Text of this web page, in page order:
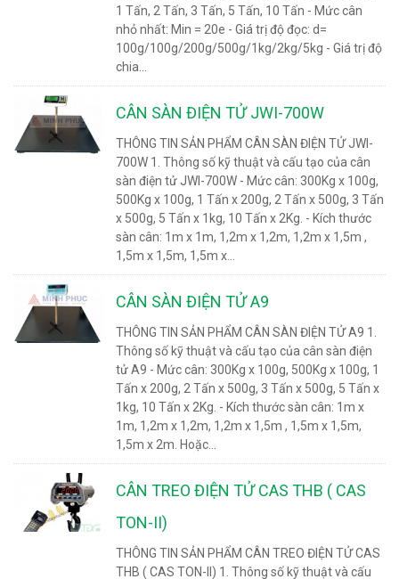
1 Tấn, 2 Tấn, 3 Tấn, 5 Tấn, 10 Tấn - Mức cân
nhỏ nhất: Min = 20e - Giá trị độ đọc: d=
100g/100g/200g/500g/1kg/2kg/5kg - Giá trị độ
chia...
CÂN SÀN ĐIỆN TỬ JWI-700W
THÔNG TIN SẢN PHẨM CÂN SÀN ĐIỆN TỬ JWI-
700W 1. Thông số kỹ thuật và cấu tạo của cân
sàn điện tử JWI-700W - Mức cân: 300Kg x 100g,
500Kg x 100g, 1 Tấn x 200g, 2 Tấn x 500g, 3 Tấn
x 500g, 5 Tấn x 1kg, 10 Tấn x 2Kg. - Kích thước
sàn cân: 1m x 1m, 1,2m x 1,2m, 1,2m x 1,5m ,
1,5m x 1,5m, 1,5m x...
CÂN SÀN ĐIỆN TỬ A9
THÔNG TIN SẢN PHẨM CÂN SÀN ĐIỆN TỬ A9 1.
Thông số kỹ thuật và cấu tạo của cân sàn điện
tử A9 - Mức cân: 300Kg x 100g, 500Kg x 100g, 1
Tấn x 200g, 2 Tấn x 500g, 3 Tấn x 500g, 5 Tấn x
1kg, 10 Tấn x 2Kg. - Kích thước sàn cân: 1m x
1m, 1,2m x 1,2m, 1,2m x 1,5m , 1,5m x 1,5m,
1,5m x 2m. Hoặc...
CÂN TREO ĐIỆN TỬ CAS THB ( CAS
TON-II)
THÔNG TIN SẢN PHẨM CÂN TREO ĐIỆN TỬ CAS
THB ( CAS TON-II) 1. Thông số kỹ thuật và cấu